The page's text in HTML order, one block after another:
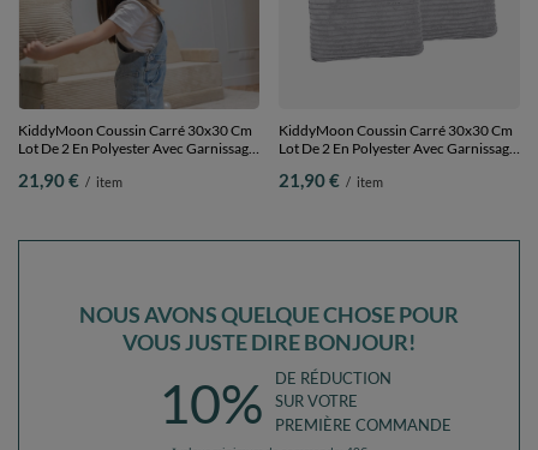
KiddyMoon Coussin Carré 30x30 Cm
Lot De 2 En Polyester Avec Garnissage
Canapé Fauteuil Ou Lit Facile À
21,90 € / item
KiddyMoon Coussin Carré 30x30 Cm
Lot De 2 En Polyester Avec Garnissage
Canapé Fauteuil Ou Lit Facile À
21,90 € / item
NOUS AVONS QUELQUE CHOSE POUR
VOUS JUSTE DIRE BONJOUR!
10%
DE RÉDUCTION
SUR VOTRE
PREMIÈRE COMMANDE